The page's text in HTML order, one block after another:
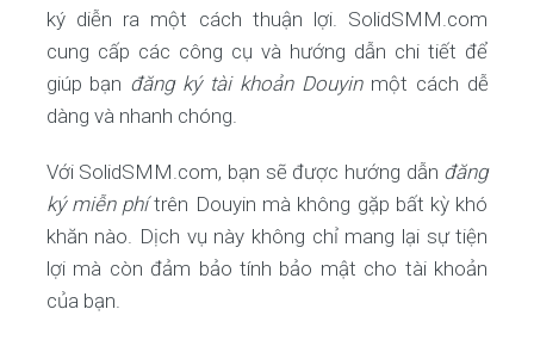
ký diễn ra một cách thuận lợi. SolidSMM.com
cung cấp các công cụ và hướng dẫn chi tiết để
giúp bạn đăng ký tài khoản Douyinmột cách dễ
dàng và nhanh chóng.
Với SolidSMM.com, bạn sẽ được hướng dẫn đăng
ký miễn phítrên Douyin mà không gặp bất kỳ khó
khăn nào. Dịch vụ này không chỉ mang lại sự tiện
lợi mà còn đảm bảo tính bảo mật cho tài khoản
của bạn.